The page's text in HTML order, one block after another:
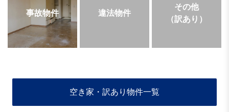
事故物件 違法物件
その他
（訳あり）
空き家・訳あり物件一覧